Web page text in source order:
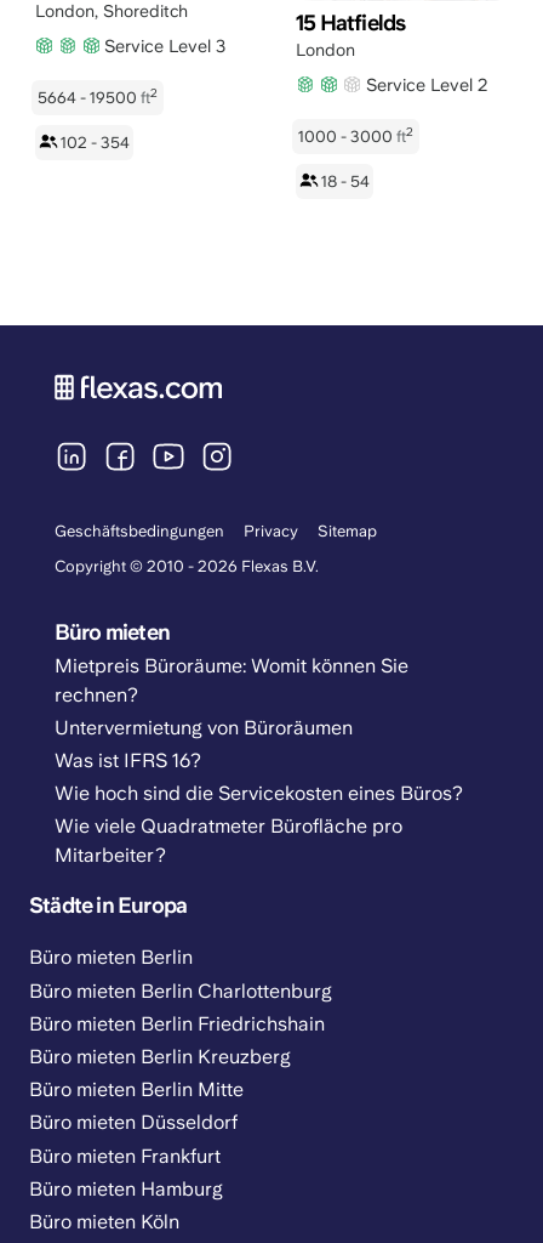
London, Shoreditch
Service Level 3
5664 - 19500 ft2
102 - 354
15 Hatfields
London
Service Level 2
1000 - 3000 ft2
18 - 54
Geschäftsbedingungen Privacy
Sitemap
Copyright © 2010 - 2026 Flexas B.V.
Büro mieten
Mietpreis Büroräume: Womit können Sie
rechnen?
Untervermietung von Büroräumen
Was ist IFRS 16?
Wie hoch sind die Servicekosten eines Büros?
Wie viele Quadratmeter Bürofläche pro
Mitarbeiter?
Städte in Europa
Büro mieten Berlin
Büro mieten Berlin Charlottenburg
Büro mieten Berlin Friedrichshain
Büro mieten Berlin Kreuzberg
Büro mieten Berlin Mitte
Büro mieten Düsseldorf
Büro mieten Frankfurt
Büro mieten Hamburg
Büro mieten Köln